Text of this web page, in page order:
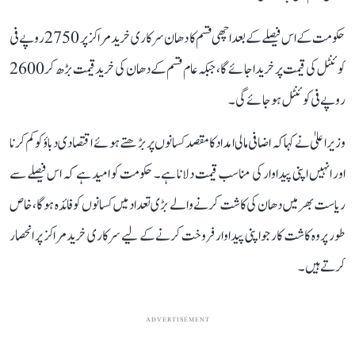
حکومت کے اس فیصلے کے بعد اچھی قسم کا دھان سرکاری خرید مراکز پر 2750 روپے فی
کوئنٹل کی قیمت پر خریدا جائے گا، جبکہ عام قسم کے دھان کی خرید قیمت بڑھ کر 2600
روپے فی کوئنٹل ہو جائے گی۔
وزیر اعلیٰ نے کہا کہ اضافی مالی امداد کا مقصد کسانوں پر بڑھتے ہوئے اقتصادی دباؤ کو کم کرنا
اور انہیں اپنی پیداوار کی مناسب قیمت دلانا ہے۔ حکومت کو امید ہے کہ اس فیصلے سے
ریاست بھر میں دھان کی کاشت کرنے والے بڑی تعداد میں کسانوں کو فائدہ ہوگا، خاص
طور پر وہ کاشت کار جو اپنی پیداوار فروخت کرنے کے لیے سرکاری خرید مراکز پر انحصار
کرتے ہیں۔
ADVERTISEMENT